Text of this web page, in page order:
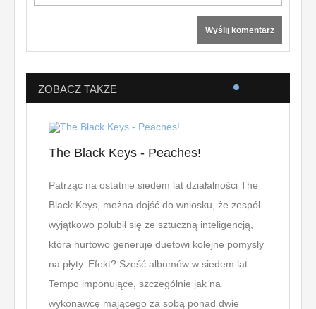
Wyślij komentarz
ZOBACZ TAKŻE
The Black Keys - Peaches!
Patrząc na ostatnie siedem lat działalności The
Black Keys, można dojść do wniosku, że zespół
wyjątkowo polubił się ze sztuczną inteligencją,
która hurtowo generuje duetowi kolejne pomysły
na płyty. Efekt? Sześć albumów w siedem lat.
Tempo imponujące, szczególnie jak na
wykonawcę mającego za sobą ponad dwie